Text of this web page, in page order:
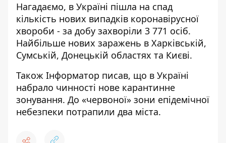
Нагадаємо, в Україні пішла на спад
кількість нових випадків коронавірусної
хвороби - за добу захворіли 3 771 осіб.
Найбільше нових заражень в Харківській,
Сумській, Донецькій областях та Києві.
Також Інформатор писав, що в Україні
набрало чинності нове карантинне
зонування. До «червоної» зони епідемічної
небезпеки потрапили два міста.